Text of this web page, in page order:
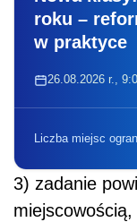
roku –
w praktyce
26.08.2026 r.,
Liczba miejsc
3) zadanie